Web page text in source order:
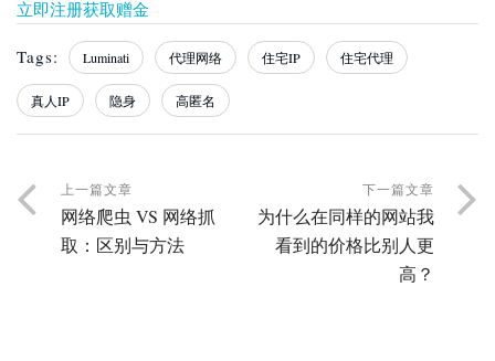
立即注册获取赠金
Tags: Luminati 代理网络 住宅IP 住宅代理
真人IP 隐身 高匿名
上一篇文章
网络爬虫 VS 网络抓
取：区别与方法
下一篇文章
为什么在同样的网站我
看到的价格比别人更
高？